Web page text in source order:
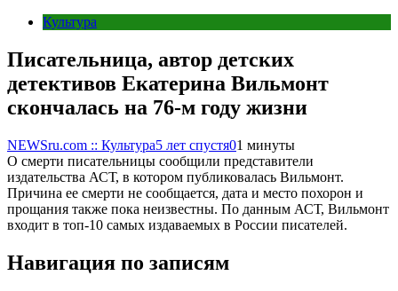
Культура
Писательница, автор детских
детективов Екатерина Вильмонт
скончалась на 76-м году жизни
NEWSru.com :: Культура5 лет спустя01 минуты
О смерти писательницы сообщили представители
издательства АСТ, в котором публиковалась Вильмонт.
Причина ее смерти не сообщается, дата и место похорон и
прощания также пока неизвестны. По данным АСТ, Вильмонт
входит в топ-10 самых издаваемых в России писателей.
Навигация по записям